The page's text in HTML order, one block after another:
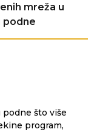
mreža u
podne
podne što više
program,